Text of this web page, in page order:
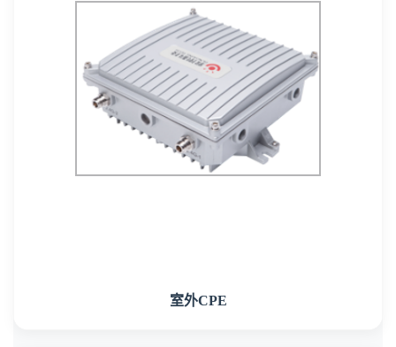
室外CPE